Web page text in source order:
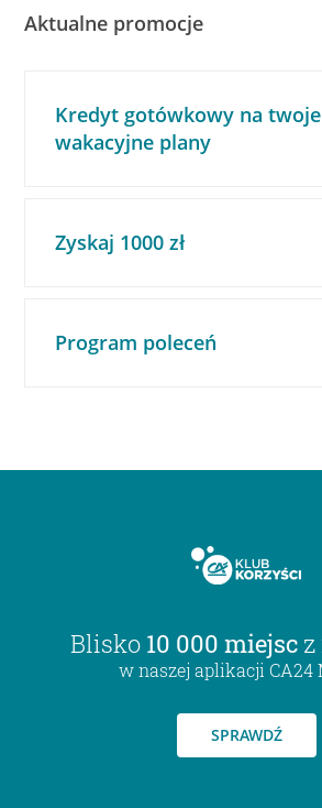
Aktualne promocje
Kredyt gotówkowy na twoje
wakacyjne plany
Zyskaj 1000 zł
Program poleceń
Blisko 10 000 miejsc
w naszej aplikacji CA24
SPRAWDŹ